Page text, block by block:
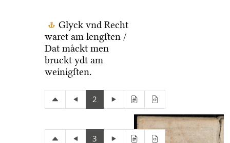
Glyck vnd Recht
waret am lengſten /
Dat maͤckt men
bruckt ydt am
weinigſten.
2
3